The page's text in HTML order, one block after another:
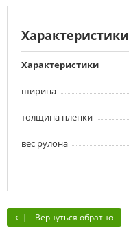
Характеристики
Характеристики
ширина
толщина пленки
вес рулона
Вернуться обратно